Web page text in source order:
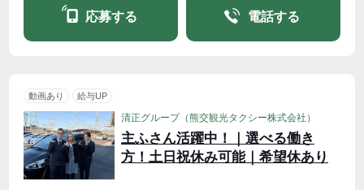
応募する 電話する
動画あり 給与UP
清正グループ（熊交観光タクシー株式会社）
主ふさん活躍中！｜選べる働き
方！土日祝休み可能｜希望休あり